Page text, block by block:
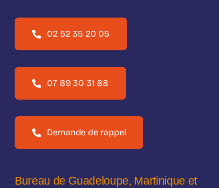
02 52 35 20 05
07 89 30 31 88
Demande de rappel
Bureau de Guadeloupe, Martinique et